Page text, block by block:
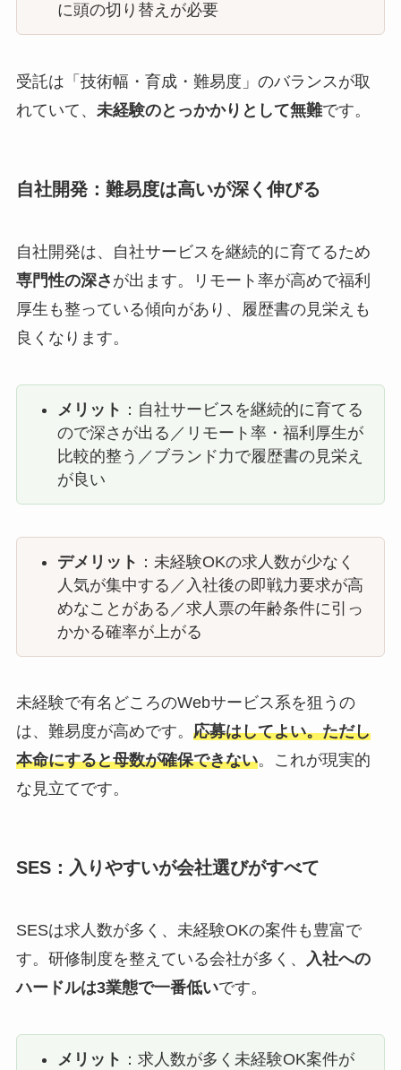
に頭の切り替えが必要
受託は「技術幅・育成・難易度」のバランスが取
れていて、 未経験のとっかかりとして無難です。
自社開発：難易度は高いが深く伸びる
自社開発は、自社サービスを継続的に育てるため
専門性の深さ が出ます。リモート率が高めで福利
厚生も整っている傾向があり、履歴書の見栄えも
良くなります。
メリット ：自社サービスを継続的に育てる
ので深さが出る／リモート率・福利厚生が
比較的整う／ブランド力で履歴書の見栄え
が良い
デメリット ：未経験OKの求人数が少なく
人気が集中する／入社後の即戦力要求が高
めなことがある／求人票の年齢条件に引っ
かかる確率が上がる
未経験で有名どころのWebサービス系を狙うの
は、難易度が高めです。 応募はしてよい。ただし
本命にすると母数が確保できない。これが現実的
な見立てです。
SES：入りやすいが会社選びがすべて
SESは求人数が多く、未経験OKの案件も豊富で
す。研修制度を整えている会社が多く、
入社への
ハードルは3業態で一番低いです。
メリット ：求人数が多く未経験OK案件が